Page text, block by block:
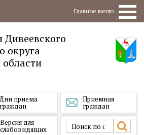
Главное меню
округа
Дни приема
граждан
Приемная
граждан
Версия для
слабовидящих